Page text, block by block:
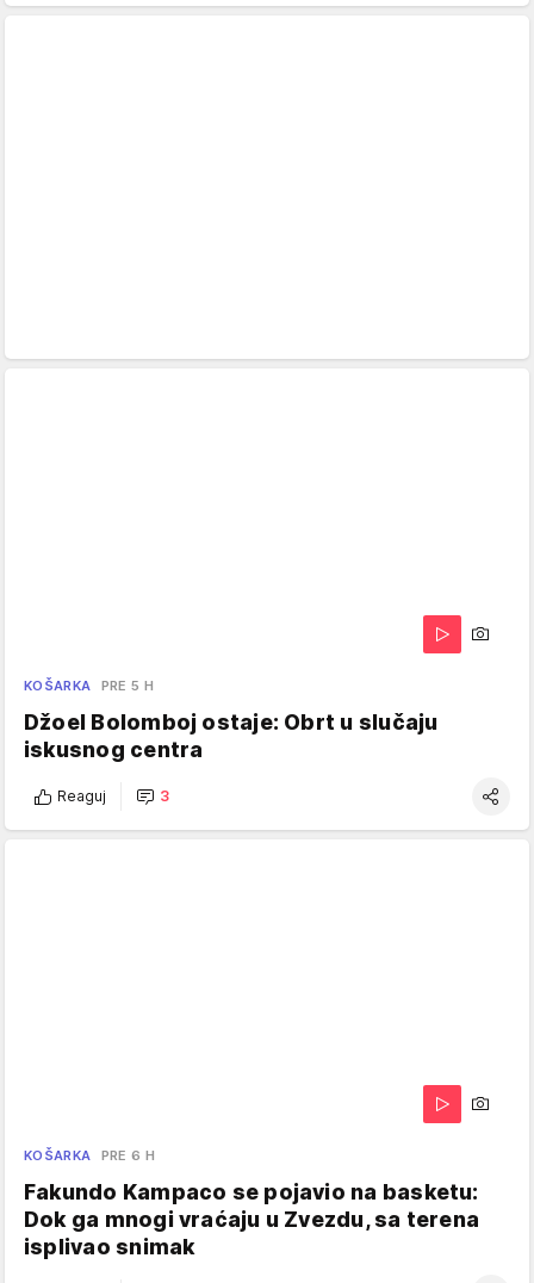
KOŠARKA PRE 5 H
Džoel Bolomboj ostaje: Obrt u slučaju
iskusnog centra
Reaguj 3
KOŠARKA PRE 6 H
Fakundo Kampaco se pojavio na basketu:
Dok ga mnogi vraćaju u Zvezdu, sa terena
isplivao snimak